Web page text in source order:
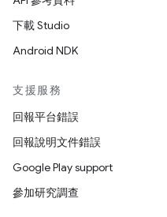
下載 Studio
Android NDK
支援服務
回報平台錯誤
回報說明文件錯誤
Google Play support
參加研究調查